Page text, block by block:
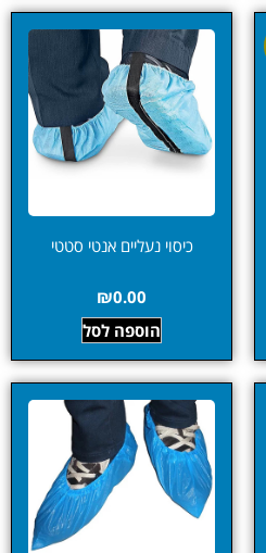
כיסוי נעליים אנטי סטטי
₪0.00
הוספה לסל